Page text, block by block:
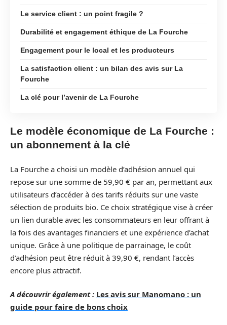
Le service client : un point fragile ?
Durabilité et engagement éthique de La Fourche
Engagement pour le local et les producteurs
La satisfaction client : un bilan des avis sur La
Fourche
La clé pour l’avenir de La Fourche
Le modèle économique de La Fourche :
un abonnement à la clé
La Fourche a choisi un modèle d’adhésion annuel qui
repose sur une somme de 59,90 € par an, permettant aux
utilisateurs d’accéder à des tarifs réduits sur une vaste
sélection de produits bio. Ce choix stratégique vise à créer
un lien durable avec les consommateurs en leur offrant à
la fois des avantages financiers et une expérience d’achat
unique. Grâce à une politique de parrainage, le coût
d’adhésion peut être réduit à 39,90 €, rendant l’accès
encore plus attractif.
A découvrir également : Les avis sur Manomano : un
guide pour faire de bons choix